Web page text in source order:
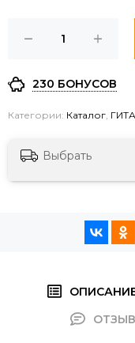
230 БОНУСОВ
Категории: Каталог,
Выбрать